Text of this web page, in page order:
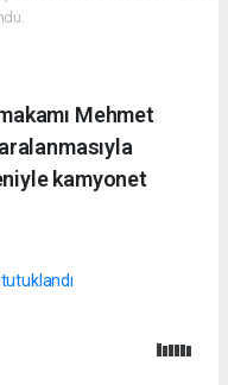
Mehmet
kamyonet